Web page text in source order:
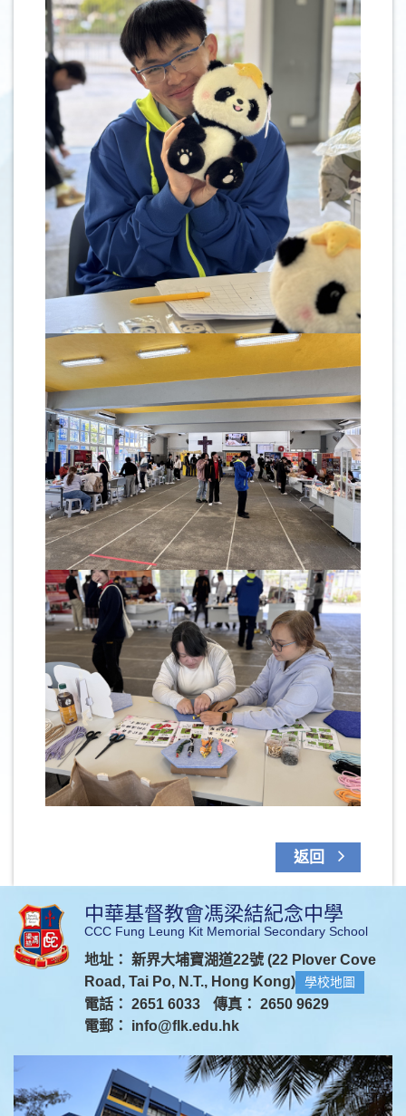
返回
中華基督教會馮梁結紀念中學
CCC Fung Leung Kit Memorial Secondary School
地址： 新界大埔寶湖道22號 (22 Plover Cove
Road, Tai Po, N.T., Hong Kong)
學校地圖
電話： 2651 6033
傳真： 2650 9629
電郵： info@flk.edu.hk